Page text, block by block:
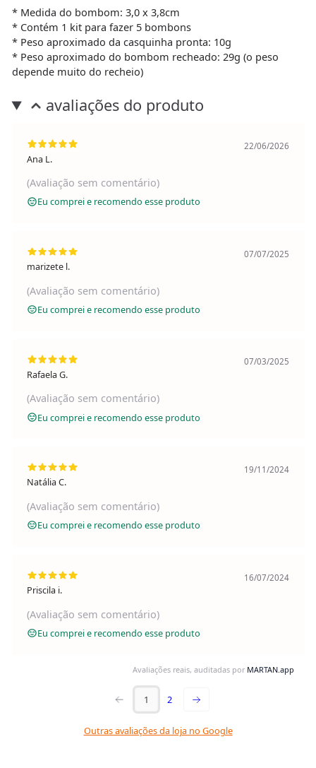
* Medida do bombom: 3,0 x 3,8cm
* Contém 1 kit para fazer 5 bombons
* Peso aproximado da casquinha pronta: 10g
* Peso aproximado do bombom recheado: 29g (o peso
depende muito do recheio)
avaliações do produto
Ana L.
22/06/2026
(Avaliação sem comentário)
Eu comprei e recomendo esse produto
marizete l.
07/07/2025
(Avaliação sem comentário)
Eu comprei e recomendo esse produto
Rafaela G.
07/03/2025
(Avaliação sem comentário)
Eu comprei e recomendo esse produto
Natália C.
19/11/2024
(Avaliação sem comentário)
Eu comprei e recomendo esse produto
Priscila i.
16/07/2024
(Avaliação sem comentário)
Eu comprei e recomendo esse produto
Avaliações reais, auditadas por MARTAN.app
1 2
Outras avaliações da loja no Google